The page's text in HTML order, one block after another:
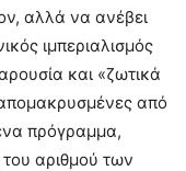
αλλά να ανέβει
ιμπεριαλισμός
και «ζωτικά
από
πρόγραμμα,
του αριθμού των